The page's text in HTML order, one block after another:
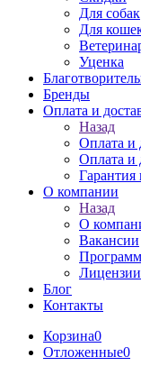
Для собак
Для
Уценка
Бренды
Оплата и
Назад
Оплата и
Оплата и
Гарантия
О компании
Назад
О
Вакансии
Лицензии
Блог
Контакты
Корзина0
Отложенные0